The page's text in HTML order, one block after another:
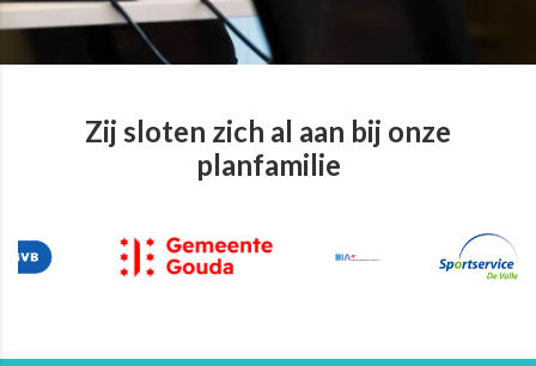
Zij sloten zich al aan bij onze
planfamilie